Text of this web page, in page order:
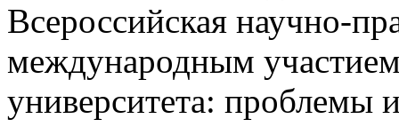
Всероссийская научно-
международным
университета: проблемы